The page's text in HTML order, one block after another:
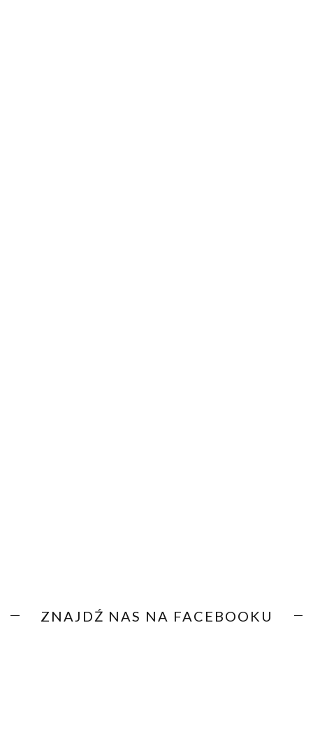
ZNAJDŹ NAS NA FACEBOOKU